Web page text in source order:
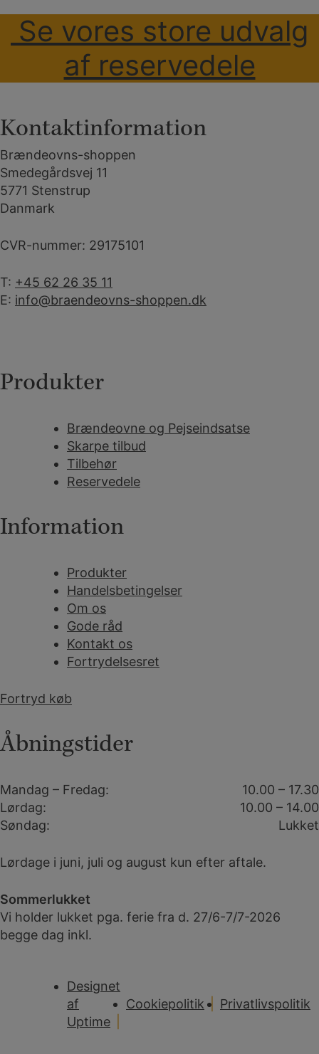
Se vores store udvalg
af reservedele
Kontaktinformation
Brændeovns-shoppen
Smedegårdsvej 11
5771 Stenstrup
Danmark
CVR-nummer: 29175101
T: +45 62 26 35 11
E: info@braendeovns-shoppen.dk
Produkter
Brændeovne og Pejseindsatse
Skarpe tilbud
Tilbehør
Reservedele
Information
Produkter
Handelsbetingelser
Om os
Gode råd
Kontakt os
Fortrydelsesret
Fortryd køb
Åbningstider
Mandag – Fredag:
10.00 – 17.30
Lørdag:
10.00 – 14.00
Søndag:
Lukket
Lørdage i juni, juli og august kun efter aftale.
Sommerlukket
Vi holder lukket pga. ferie fra d. 27/6-7/7-2026
begge dag inkl.
Designet
af
Uptime
Cookiepolitik Privatlivspolitik